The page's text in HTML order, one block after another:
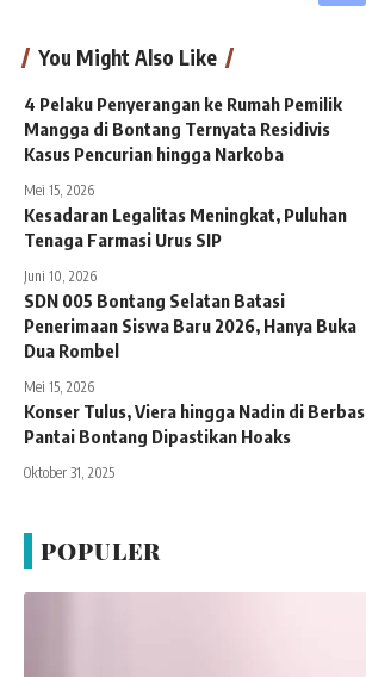
You Might Also Like
4 Pelaku Penyerangan ke Rumah Pemilik
Mangga di Bontang Ternyata Residivis
Kasus Pencurian hingga Narkoba
Mei 15, 2026
Kesadaran Legalitas Meningkat, Puluhan
Tenaga Farmasi Urus SIP
Juni 10, 2026
SDN 005 Bontang Selatan Batasi
Penerimaan Siswa Baru 2026, Hanya Buka
Dua Rombel
Mei 15, 2026
Konser Tulus, Viera hingga Nadin di Berbas
Pantai Bontang Dipastikan Hoaks
Oktober 31, 2025
POPULER